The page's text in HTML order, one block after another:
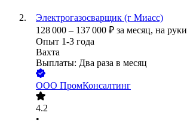
Электрогазосварщик (г Миасс)
128 000 – 137 000 ₽ за месяц, на руки
Опыт 1-3 года
Вахта
Выплаты: Два раза в месяц
ООО ПромКонсалтинг
4.2
•